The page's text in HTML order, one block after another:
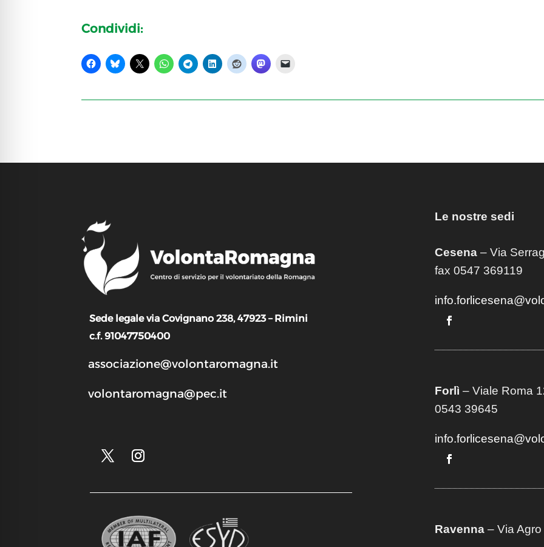
Condividi:
Sede legale via Covignano 238, 47923 – Rimini
c.f. 91047750400
associazione@volontaromagna.it
volontaromagna@pec.it
Le nostre sedi
Cesena– Via
fax 0547 369119
Forlì – Viale Roma
0543 39645
Ravenna– Via Agro